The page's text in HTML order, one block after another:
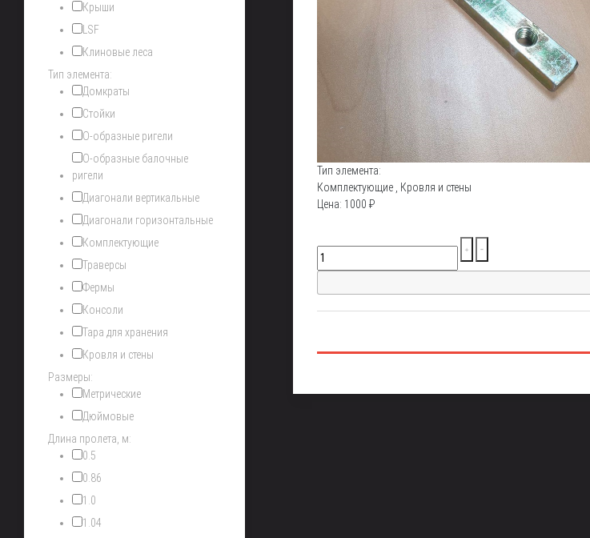
Крыши
LSF
Клиновые леса
Тип элемента:
Домкраты
Стойки
О-образные ригели
О-образные балочные
ригели
Диагонали вертикальные
Диагонали горизонтальные
Комплектующие
Траверсы
Фермы
Консоли
Тара для хранения
Кровля и стены
Размеры:
Метрические
Дюймовые
Длина пролета, м:
0.5
0.86
1.0
1.04
Тип элемента:
Комплектующие
Кровля и стены
Цена: 1000 ₽